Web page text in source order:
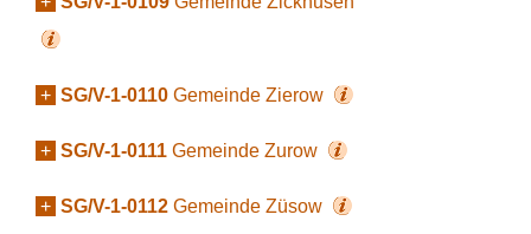
+ SG/V-1-0110 Gemeinde Zierow
+ SG/V-1-0111 Gemeinde Zurow
+ SG/V-1-0112 Gemeinde Züsow